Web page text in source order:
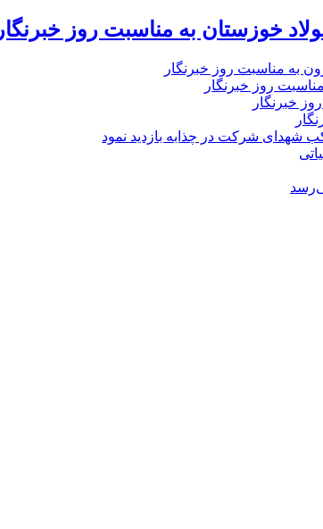
خوزستان به مناسبت روز خبرنگار
به مناسبت روز خبرنگار
روز خبرنگار
خبرنگار
شهدای شرکت در چذابه بازدید نمود